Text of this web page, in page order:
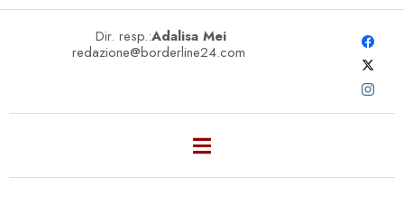
Dir. resp.:Adalisa Mei
redazione@borderline24.com